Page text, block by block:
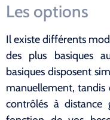
Les options
Il existe différents
des plus basiques
basiques disposent
manuellement, tandis
contrôlés à